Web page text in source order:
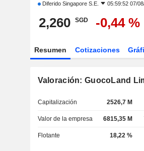
Diferido Singapore S.E. 05:59:52 07/
2,260 SGD -0,44 %
Resumen Cotizaciones
Valoración: GuocoLand
Capitalización 2526,7 M
Valor de la empresa 6815,35 M
Flotante 18,22 %